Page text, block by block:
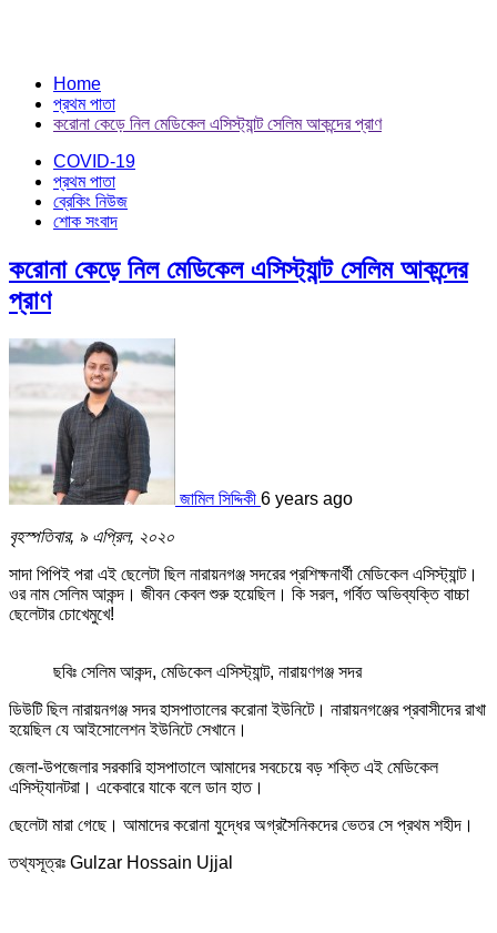
Home
প্রথম পাতা
করোনা কেড়ে নিল মেডিকেল এসিস্ট্যান্ট সেলিম আকন্দের প্রাণ
COVID-19
প্রথম পাতা
ব্রেকিং নিউজ
শোক সংবাদ
করোনা কেড়ে নিল মেডিকেল এসিস্ট্যান্ট সেলিম আকন্দের
প্রাণ
জামিল সিদ্দিকী 6 years ago
বৃহস্পতিবার, ৯ এপ্রিল, ২০২০
সাদা পিপিই পরা এই ছেলেটা ছিল নারায়নগঞ্জ সদরের প্রশিক্ষনার্থী মেডিকেল এসিস্ট্যান্ট।
ওর নাম সেলিম আকন্দ। জীবন কেবল শুরু হয়েছিল। কি সরল, গর্বিত অভিব্যক্তি বাচ্চা
ছেলেটার চোখেমুখে!
ছবিঃ সেলিম আকন্দ, মেডিকেল এসিস্ট্যান্ট, নারায়ণগঞ্জ সদর
ডিউটি ছিল নারায়নগঞ্জ সদর হাসপাতালের করোনা ইউনিটে। নারায়নগঞ্জের প্রবাসীদের রাখা
হয়েছিল যে আইসোলেশন ইউনিটে সেখানে।
জেলা-উপজেলার সরকারি হাসপাতালে আমাদের সবচেয়ে বড় শক্তি এই মেডিকেল
এসিস্ট্যানটরা। একেবারে যাকে বলে ডান হাত।
ছেলেটা মারা গেছে। আমাদের করোনা যুদ্ধের অগ্রসৈনিকদের ভেতর সে প্রথম শহীদ।
তথ্যসূত্রঃ Gulzar Hossain Ujjal